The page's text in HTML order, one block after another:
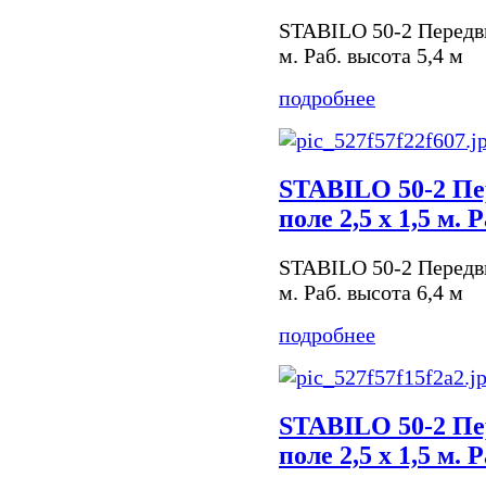
STABILO 50-2
м. Раб. высота 5,4 м
подробнее
STABILO 50-2
поле 2,5 х 1,5 м.
STABILO 50-2
м. Раб. высота 6,4 м
подробнее
STABILO 50-2
поле 2,5 х 1,5 м.